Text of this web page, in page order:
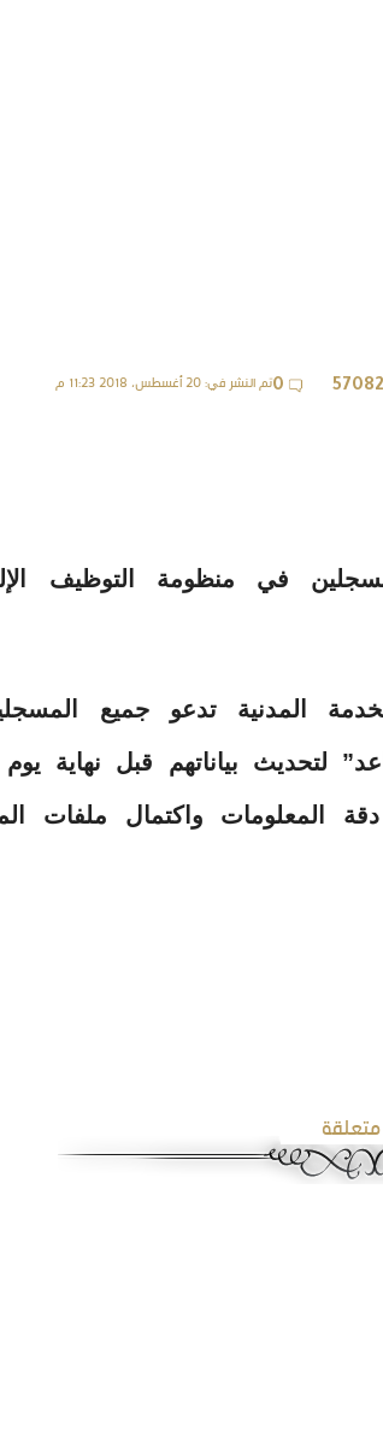
تم النشر في: 20 أغسطس، 2018 11:23 م 57082
0
في منظومة التوظيف
المدنية تدعو جميع
لتحديث بياناتهم قبل نهاية
لضمان دقة المعلومات واكتمال ملفات
متعلقة